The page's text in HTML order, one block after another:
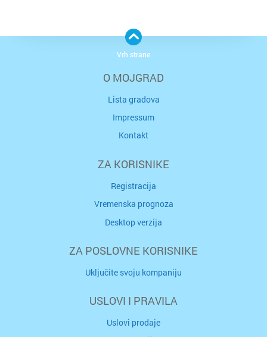
O MOJGRAD
Lista gradova
Impressum
Kontakt
ZA KORISNIKE
Registracija
Vremenska prognoza
Desktop verzija
ZA POSLOVNE KORISNIKE
Uključite svoju kompaniju
USLOVI I PRAVILA
Uslovi prodaje
Vrh strane